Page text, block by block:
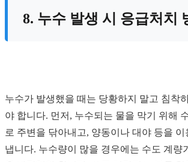
8. 누수 발생 시 응급처치
누수가 발생했을 때는 당황하지 말고 침착
야 합니다. 먼저, 누수되는 물을 막기 위해
로 주변을 닦아내고, 양동이나 대야 등을
냅니다. 누수량이 많을 경우에는 수도 계량